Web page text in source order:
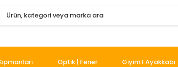
Optik | Fener Giyim I Ayakkabı